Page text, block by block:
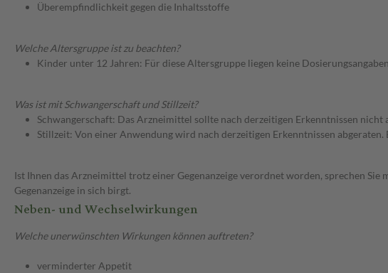
Überempfindlichkeit gegen die Inhaltsstoffe
Welche Altersgruppe ist zu beachten?
Kinder unter 12 Jahren: Für diese Altersgruppe liegen keine
Was ist mit Schwangerschaft und Stillzeit?
Schwangerschaft: Das Arzneimittel sollte nach derzeitigen Erkenntnissen nicht
Stillzeit: Von einer Anwendung wird nach derzeitigen Erkenntnissen
Ist Ihnen das Arzneimittel trotz einer Gegenanzeige verordnet worden, sprechen
Gegenanzeige in sich birgt.
Neben- und Wechselwirkungen
Welche unerwünschten Wirkungen können auftreten?
verminderter Appetit